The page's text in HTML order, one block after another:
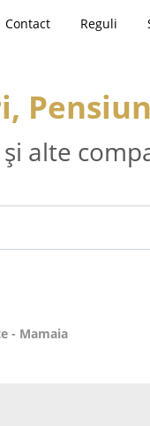
Contact Reguli
și alte
- Mamaia